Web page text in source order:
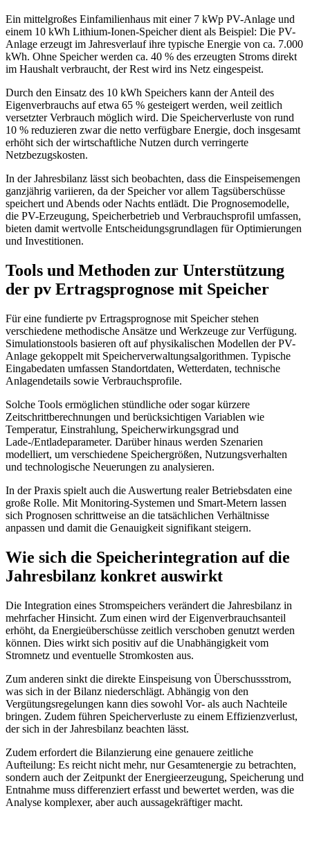
Ein mittelgroßes Einfamilienhaus mit einer 7 kWp PV-Anlage und
einem 10 kWh Lithium-Ionen-Speicher dient als Beispiel: Die PV-
Anlage erzeugt im Jahresverlauf ihre typische Energie von ca. 7.000
kWh. Ohne Speicher werden ca. 40 % des erzeugten Stroms direkt
im Haushalt verbraucht, der Rest wird ins Netz eingespeist.
Durch den Einsatz des 10 kWh Speichers kann der Anteil des
Eigenverbrauchs auf etwa 65 % gesteigert werden, weil zeitlich
versetzter Verbrauch möglich wird. Die Speicherverluste von rund
10 % reduzieren zwar die netto verfügbare Energie, doch insgesamt
erhöht sich der wirtschaftliche Nutzen durch verringerte
Netzbezugskosten.
In der Jahresbilanz lässt sich beobachten, dass die Einspeisemengen
ganzjährig variieren, da der Speicher vor allem Tagsüberschüsse
speichert und Abends oder Nachts entlädt. Die Prognosemodelle,
die PV-Erzeugung, Speicherbetrieb und Verbrauchsprofil umfassen,
bieten damit wertvolle Entscheidungsgrundlagen für Optimierungen
und Investitionen.
Tools und Methoden zur Unterstützung
der pv Ertragsprognose mit Speicher
Für eine fundierte pv Ertragsprognose mit Speicher stehen
verschiedene methodische Ansätze und Werkzeuge zur Verfügung.
Simulationstools basieren oft auf physikalischen Modellen der PV-
Anlage gekoppelt mit Speicherverwaltungsalgorithmen. Typische
Eingabedaten umfassen Standortdaten, Wetterdaten, technische
Anlagendetails sowie Verbrauchsprofile.
Solche Tools ermöglichen stündliche oder sogar kürzere
Zeitschrittberechnungen und berücksichtigen Variablen wie
Temperatur, Einstrahlung, Speicherwirkungsgrad und
Lade-/Entladeparameter. Darüber hinaus werden Szenarien
modelliert, um verschiedene Speichergrößen, Nutzungsverhalten
und technologische Neuerungen zu analysieren.
In der Praxis spielt auch die Auswertung realer Betriebsdaten eine
große Rolle. Mit Monitoring-Systemen und Smart-Metern lassen
sich Prognosen schrittweise an die tatsächlichen Verhältnisse
anpassen und damit die Genauigkeit signifikant steigern.
Wie sich die Speicherintegration auf die
Jahresbilanz konkret auswirkt
Die Integration eines Stromspeichers verändert die Jahresbilanz in
mehrfacher Hinsicht. Zum einen wird der Eigenverbrauchsanteil
erhöht, da Energieüberschüsse zeitlich verschoben genutzt werden
können. Dies wirkt sich positiv auf die Unabhängigkeit vom
Stromnetz und eventuelle Stromkosten aus.
Zum anderen sinkt die direkte Einspeisung von Überschussstrom,
was sich in der Bilanz niederschlägt. Abhängig von den
Vergütungsregelungen kann dies sowohl Vor- als auch Nachteile
bringen. Zudem führen Speicherverluste zu einem Effizienzverlust,
der sich in der Jahresbilanz beachten lässt.
Zudem erfordert die Bilanzierung eine genauere zeitliche
Aufteilung: Es reicht nicht mehr, nur Gesamtenergie zu betrachten,
sondern auch der Zeitpunkt der Energieerzeugung, Speicherung und
Entnahme muss differenziert erfasst und bewertet werden, was die
Analyse komplexer, aber auch aussagekräftiger macht.